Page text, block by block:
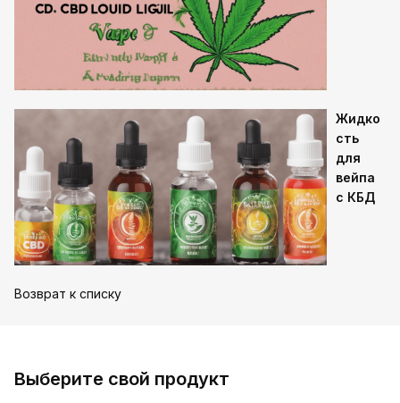
Жидко
сть
для
вейпа
с КБД
Возврат к списку
Выберите свой продукт